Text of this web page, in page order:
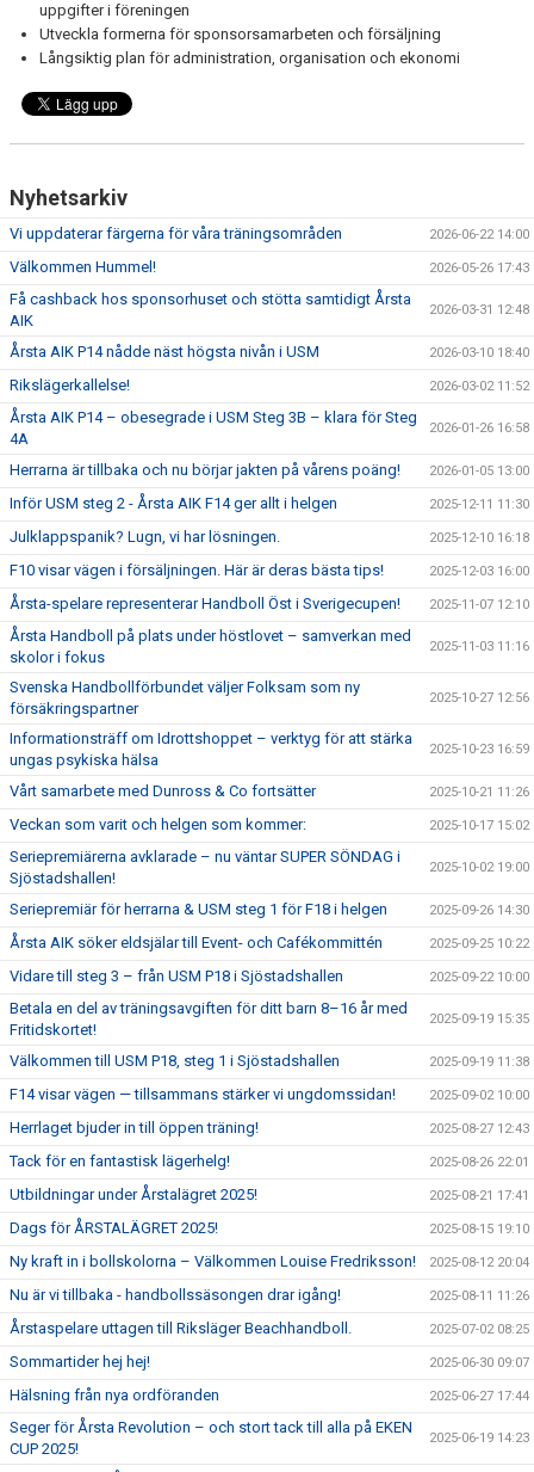
uppgifter i föreningen
Utveckla formerna för sponsorsamarbeten och försäljning
Långsiktig plan för administration, organisation och ekonomi
Nyhetsarkiv
Vi uppdaterar färgerna för våra träningsområden 2026-06-22 14:00
Välkommen Hummel! 2026-05-26 17:43
Få cashback hos sponsorhuset och stötta samtidigt Årsta
AIK
2026-03-31 12:48
Årsta AIK P14 nådde näst högsta nivån i USM 2026-03-10 18:40
Rikslägerkallelse! 2026-03-02 11:52
Årsta AIK P14 – obesegrade i USM Steg 3B – klara för Steg
4A
2026-01-26 16:58
Herrarna är tillbaka och nu börjar jakten på vårens poäng! 2026-01-05 13:00
Inför USM steg 2 - Årsta AIK F14 ger allt i helgen 2025-12-11 11:30
Julklappspanik? Lugn, vi har lösningen. 2025-12-10 16:18
F10 visar vägen i försäljningen. Här är deras bästa tips! 2025-12-03 16:00
Årsta-spelare representerar Handboll Öst i Sverigecupen! 2025-11-07 12:10
Årsta Handboll på plats under höstlovet – samverkan med
skolor i fokus
2025-11-03 11:16
Svenska Handbollförbundet väljer Folksam som ny
försäkringspartner
2025-10-27 12:56
Informationsträff om Idrottshoppet – verktyg för att stärka
ungas psykiska hälsa
2025-10-23 16:59
Vårt samarbete med Dunross & Co fortsätter 2025-10-21 11:26
Veckan som varit och helgen som kommer: 2025-10-17 15:02
Seriepremiärerna avklarade – nu väntar SUPER SÖNDAG i
Sjöstadshallen!
2025-10-02 19:00
Seriepremiär för herrarna & USM steg 1 för F18 i helgen 2025-09-26 14:30
Årsta AIK söker eldsjälar till Event- och Cafékommittén 2025-09-25 10:22
Vidare till steg 3 – från USM P18 i Sjöstadshallen 2025-09-22 10:00
Betala en del av träningsavgiften för ditt barn 8–16 år med
Fritidskortet!
2025-09-19 15:35
Välkommen till USM P18, steg 1 i Sjöstadshallen 2025-09-19 11:38
F14 visar vägen — tillsammans stärker vi ungdomssidan! 2025-09-02 10:00
Herrlaget bjuder in till öppen träning! 2025-08-27 12:43
Tack för en fantastisk lägerhelg! 2025-08-26 22:01
Utbildningar under Årstalägret 2025! 2025-08-21 17:41
Dags för ÅRSTALÄGRET 2025! 2025-08-15 19:10
Ny kraft in i bollskolorna – Välkommen Louise Fredriksson! 2025-08-12 20:04
Nu är vi tillbaka - handbollssäsongen drar igång! 2025-08-11 11:26
Årstaspelare uttagen till Riksläger Beachhandboll. 2025-07-02 08:25
Sommartider hej hej! 2025-06-30 09:07
Hälsning från nya ordföranden 2025-06-27 17:44
Seger för Årsta Revolution – och stort tack till alla på EKEN
CUP 2025!
2025-06-19 14:23